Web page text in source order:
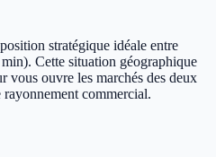
stratégique idéale entre
Cette situation géographique
ouvre les marchés des deux
commercial.